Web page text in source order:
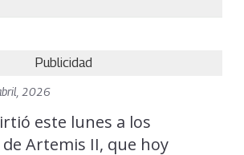
Publicidad
2026
este lunes a los
Artemis II, que hoy